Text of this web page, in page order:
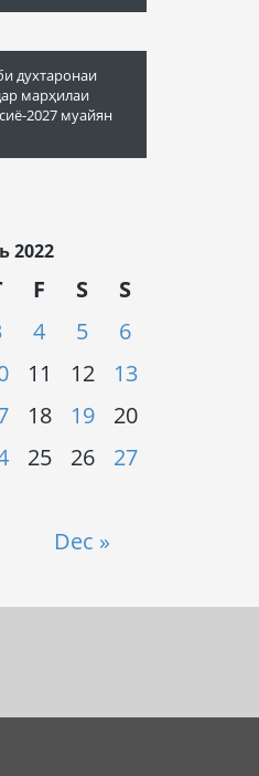
духтаронаи
марҳилаи
2027 муайян
2022
F S S
Dec »
4 5
6
11 12
13
18 19
20
25 26
27